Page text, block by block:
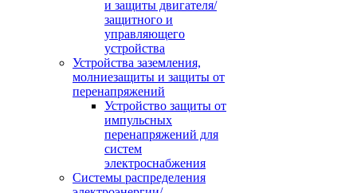
и защиты двигателя/
защитного и
управляющего
устройства
Устройства заземления,
молниезащиты и защиты от
перенапряжений
Устройство защиты от
импульсных
перенапряжений для
систем
электроснабжения
Системы распределения